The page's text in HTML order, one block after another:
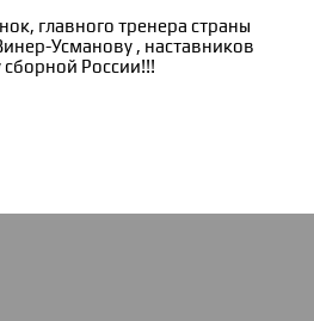
главного тренера страны
Усманову , наставников
России!!!